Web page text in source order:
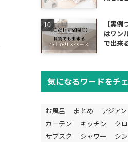
【実
はワン
で出来
気になるワードをチ
お風呂 まとめ アジアン
カーテン
キッチン ク
サブスク
シャワー シ